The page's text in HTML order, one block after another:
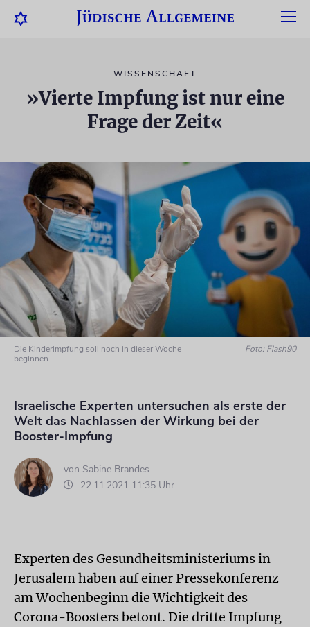
WISSENSCHAFT
»Vierte Impfung ist nur eine
Frage der Zeit«
Die Kinderimpfung soll noch in dieser Woche
beginnen.
Foto: Flash90
Israelische Experten untersuchen als erste der
Welt das Nachlassen der Wirkung bei der
Booster-Impfung
von Sabine Brandes
22.11.2021 11:35 Uhr
Experten des Gesundheitsministeriums in
Jerusalem haben auf einer Pressekonferenz
am Wochenbeginn die Wichtigkeit des
Corona-Boosters betont. Die dritte Impfung